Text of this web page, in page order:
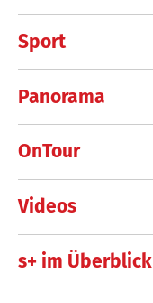
Sport
Panorama
OnTour
Videos
s+ im Überblick